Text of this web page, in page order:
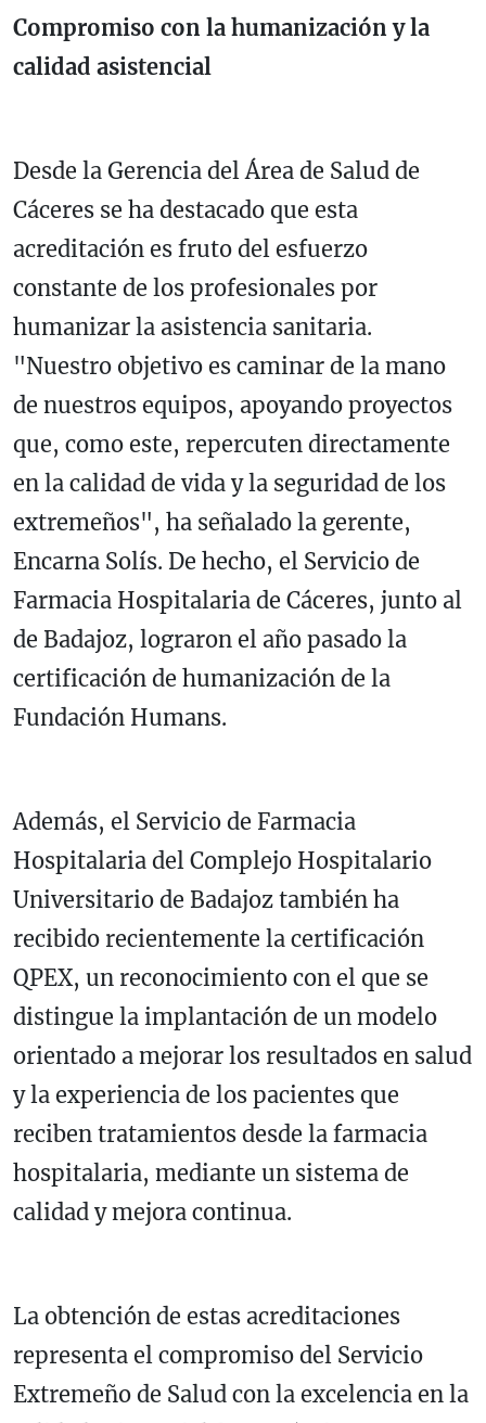
Compromiso con la humanización y la
calidad asistencial
Desde la Gerencia del Área de Salud de
Cáceres se ha destacado que esta
acreditación es fruto del esfuerzo
constante de los profesionales por
humanizar la asistencia sanitaria.
"Nuestro objetivo es caminar de la mano
de nuestros equipos, apoyando proyectos
que, como este, repercuten directamente
en la calidad de vida y la seguridad de los
extremeños", ha señalado la gerente,
Encarna Solís. De hecho, el Servicio de
Farmacia Hospitalaria de Cáceres, junto al
de Badajoz, lograron el año pasado la
certificación de humanización de la
Fundación Humans.
Además, el Servicio de Farmacia
Hospitalaria del Complejo Hospitalario
Universitario de Badajoz también ha
recibido recientemente la certificación
QPEX, un reconocimiento con el que se
distingue la implantación de un modelo
orientado a mejorar los resultados en salud
y la experiencia de los pacientes que
reciben tratamientos desde la farmacia
hospitalaria, mediante un sistema de
calidad y mejora continua.
La obtención de estas acreditaciones
representa el compromiso del Servicio
Extremeño de Salud con la excelencia en la